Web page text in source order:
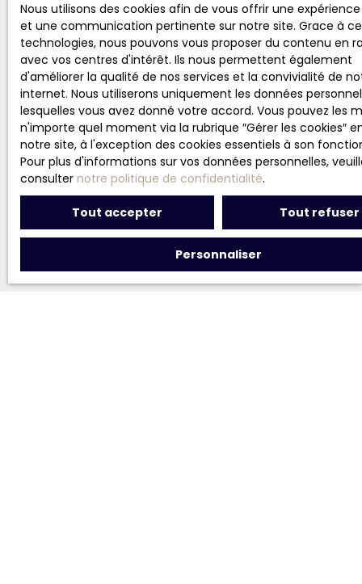
Nous utilisons des cookies afin de vous offrir une
et une communication pertinente sur notre site. Grace à
technologies, nous pouvons vous proposer du contenu en
avec vos centres d'intérêt. Ils nous permettent également
d'améliorer la qualité de nos services et la convivialité de
internet. Nous utiliserons uniquement les données
lesquelles vous avez donné votre accord. Vous pouvez les
n'importe quel moment via la rubrique ″Gérer les cookies″
notre site, à l'exception des cookies essentiels à son
Pour plus d'informations sur vos données personnelles,
consulter notre politique de confidentialité.
Tout accepter Tout refuser
Personnaliser